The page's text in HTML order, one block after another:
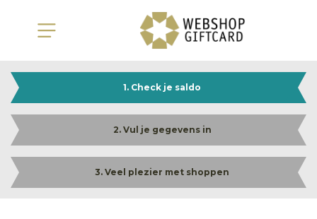
1. Check je saldo
2. Vul je gegevens in
3. Veel plezier met shoppen